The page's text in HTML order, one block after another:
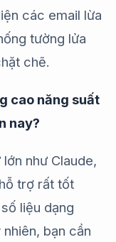
các email lừa
tường lửa
chẽ.
cao năng suất
nay?
như Claude,
trợ rất tốt
liệu dạng
bạn cần